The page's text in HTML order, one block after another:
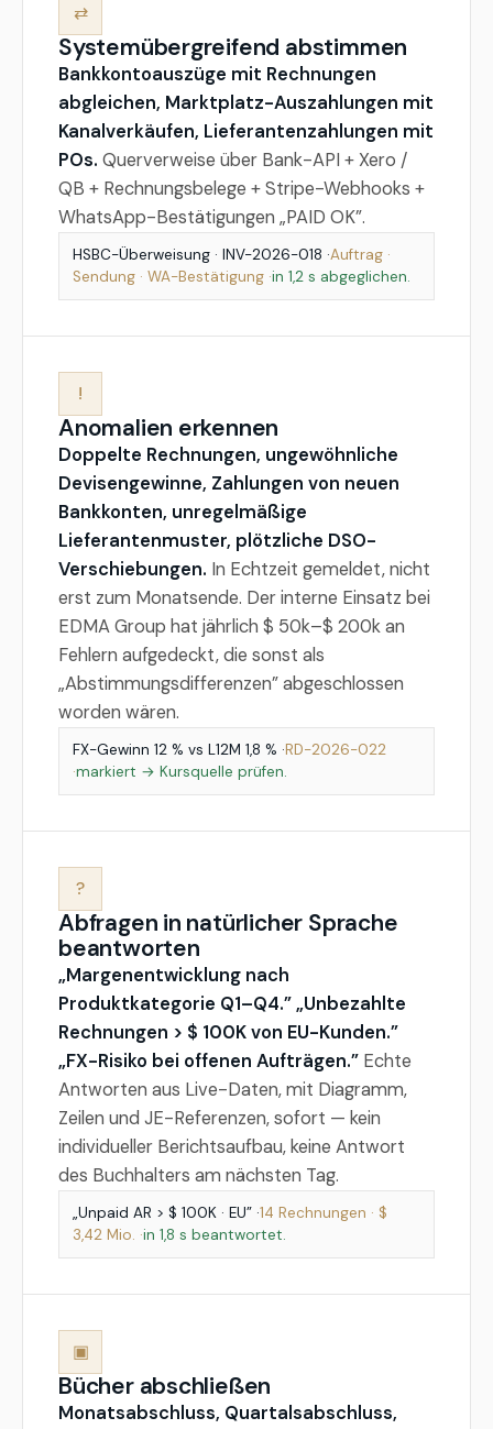
⇄
Systemübergreifend abstimmen
Bankkontoauszüge mit Rechnungen
abgleichen, Marktplatz-Auszahlungen mit
Kanalverkäufen, Lieferantenzahlungen mit
POs. Querverweise über Bank-API + Xero /
QB + Rechnungsbelege + Stripe-Webhooks +
WhatsApp-Bestätigungen „PAID OK”.
HSBC-Überweisung · INV-2026-018 ·Auftrag ·
Sendung · WA-Bestätigung ·in 1,2 s abgeglichen.
!
Anomalien erkennen
Doppelte Rechnungen, ungewöhnliche
Devisengewinne, Zahlungen von neuen
Bankkonten, unregelmäßige
Lieferantenmuster, plötzliche DSO-
Verschiebungen. In Echtzeit gemeldet, nicht
erst zum Monatsende. Der interne Einsatz bei
EDMA Group hat jährlich $ 50k–$ 200k an
Fehlern aufgedeckt, die sonst als
„Abstimmungsdifferenzen” abgeschlossen
worden wären.
FX-Gewinn 12 % vs L12M 1,8 % ·RD-2026-022
·markiert → Kursquelle prüfen.
?
Abfragen in natürlicher Sprache
beantworten
„Margenentwicklung nach
Produktkategorie Q1–Q4.” „Unbezahlte
Rechnungen > $ 100K von EU-Kunden.”
„FX-Risiko bei offenen Aufträgen.” Echte
Antworten aus Live-Daten, mit Diagramm,
Zeilen und JE-Referenzen, sofort — kein
individueller Berichtsaufbau, keine Antwort
des Buchhalters am nächsten Tag.
„Unpaid AR > $ 100K · EU” ·14 Rechnungen · $
3,42 Mio. ·in 1,8 s beantwortet.
▣
Bücher abschließen
Monatsabschluss, Quartalsabschluss,